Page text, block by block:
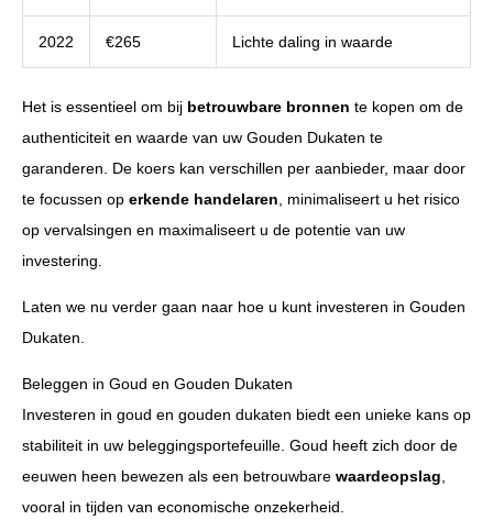
2022 €265 Lichte daling in waarde
Het is essentieel om bij betrouwbare bronnen te kopen om de
authenticiteit en waarde van uw Gouden Dukaten te
garanderen. De koers kan verschillen per aanbieder, maar door
te focussen op erkende handelaren , minimaliseert u het risico
op vervalsingen en maximaliseert u de potentie van uw
investering.
Laten we nu verder gaan naar hoe u kunt investeren in Gouden
Dukaten.
Beleggen in Goud en Gouden Dukaten
Investeren in goud en gouden dukaten biedt een unieke kans op
stabiliteit in uw beleggingsportefeuille. Goud heeft zich door de
eeuwen heen bewezen als een betrouwbare waardeopslag
vooral in tijden van economische onzekerheid.